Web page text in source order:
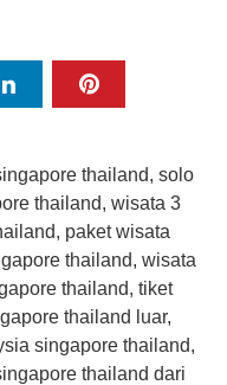
thailand, solo
thailand, wisata 3
paket wisata
thailand, wisata
thailand, tiket
thailand luar,
singapore thailand,
thailand dari